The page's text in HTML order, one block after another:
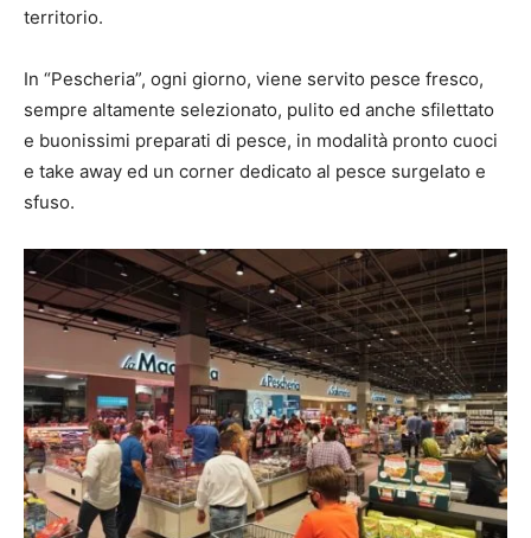
territorio.
In “Pescheria”, ogni giorno, viene servito pesce fresco,
sempre altamente selezionato, pulito ed anche sfilettato
e buonissimi preparati di pesce, in modalità pronto cuoci
e take away ed un corner dedicato al pesce surgelato e
sfuso.